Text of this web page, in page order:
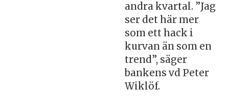
andra kvartal. ”Jag
ser det här mer
som ett hack i
kurvan än som en
trend”, säger
bankens vd Peter
Wiklöf.